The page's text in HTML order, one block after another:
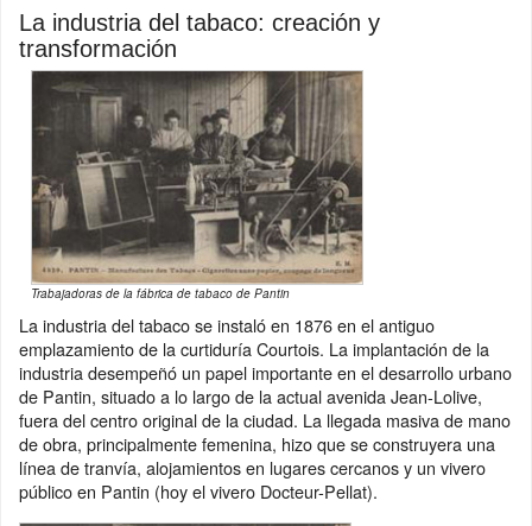
La industria del tabaco: creación y
transformación
Trabajadoras de la fábrica de tabaco de Pantin
La industria del tabaco se instaló en 1876 en el antiguo
emplazamiento de la curtiduría Courtois. La implantación de la
industria desempeñó un papel importante en el desarrollo urbano
de Pantin, situado a lo largo de la actual avenida Jean-Lolive,
fuera del centro original de la ciudad. La llegada masiva de mano
de obra, principalmente femenina, hizo que se construyera una
línea de tranvía, alojamientos en lugares cercanos y un vivero
público en Pantin (hoy el vivero Docteur-Pellat).